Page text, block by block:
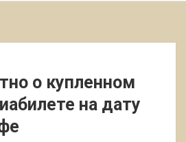
о купленном
на дату